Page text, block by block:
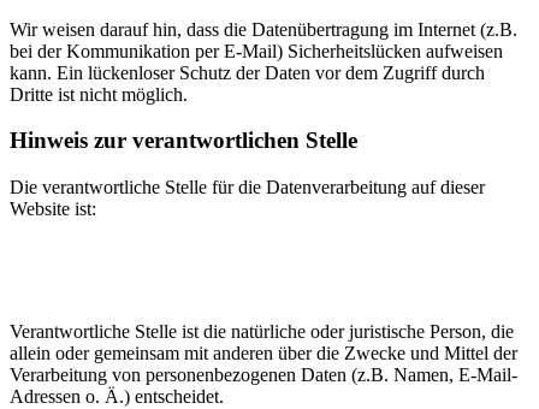
Wir weisen darauf hin, dass die Datenübertragung im Internet (z.B.
bei der Kommunikation per E-Mail) Sicherheitslücken aufweisen
kann. Ein lückenloser Schutz der Daten vor dem Zugriff durch
Dritte ist nicht möglich.
Hinweis zur verantwortlichen Stelle
Die verantwortliche Stelle für die Datenverarbeitung auf dieser
Website ist:
Verantwortliche Stelle ist die natürliche oder juristische Person, die
allein oder gemeinsam mit anderen über die Zwecke und Mittel der
Verarbeitung von personenbezogenen Daten (z.B. Namen, E-Mail-
Adressen o. Ä.) entscheidet.